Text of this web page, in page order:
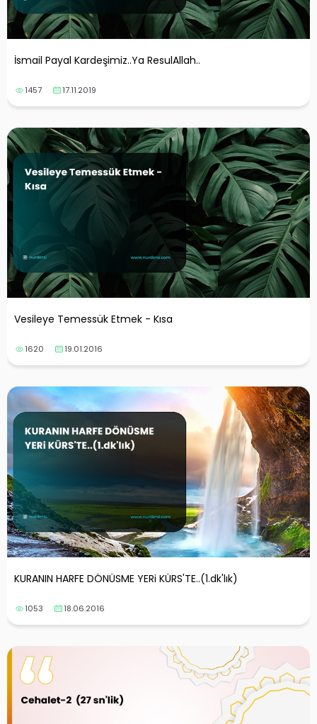
İsmail Payal Kardeşimiz..Ya ResulAllah..
1457 17.11.2019
Vesileye Temessük Etmek - Kısa
1620 19.01.2016
KURANIN HARFE DÖNÜSME YERi KÜRS'TE..(1.dk'lık)
1053 18.06.2016